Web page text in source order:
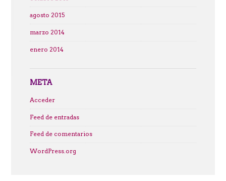
agosto 2015
marzo 2014
enero 2014
META
Acceder
Feed de entradas
Feed de comentarios
WordPress.org